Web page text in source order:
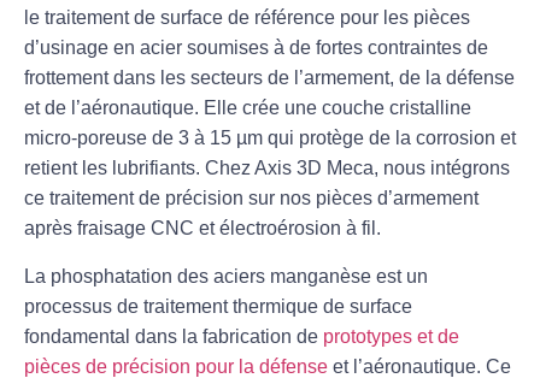
le traitement de surface de référence pour les pièces
d’usinage en acier soumises à de fortes contraintes de
frottement dans les secteurs de l’armement, de la défense
et de l’aéronautique. Elle crée une couche cristalline
micro-poreuse de 3 à 15 µm qui protège de la corrosion et
retient les lubrifiants. Chez Axis 3D Meca, nous intégrons
ce traitement de précision sur nos pièces d’armement
après fraisage CNC et électroérosion à fil.
La phosphatation des aciers manganèse est un
processus de traitement thermique de surface
fondamental dans la fabrication de prototypes et de
pièces de précision pour la défense et l’aéronautique. Ce